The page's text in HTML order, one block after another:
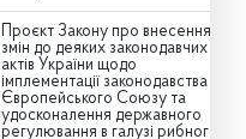
Проєкт Закону про внесення
змін до деяких законодавчих
актів України щодо
імплементації законодавства
Європейського Союзу та
удосконалення державного
регулювання в галузі рибного